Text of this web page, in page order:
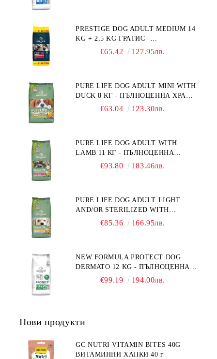
"РЕГУЛИРАНЕ НА ВНОСА НА
ГЛЮКОЗА (DIABETES MELLITUS)."
PRESTIGE DOG ADULT MEDIUM 14
KG + 2,5 KG ГРАТИС -
ПЪЛНОЦЕННА ХРАНА ЗА
€65.42 127.95лв.
PURE LIFE DOG ADULT MINI WITH
DUCK 8 КГ - ПЪЛНОЦЕННА ХРАНА
ЗА ПОРАСНАЛИ КУЧЕТА ОТ
ГЛУТЕН. ПРОИЗВЕДЕНА ВЪВ
ФРАНЦИЯ.
€63.04 123.30лв.
PURE LIFE DOG ADULT WITH
LAMB 11 КГ - ПЪЛНОЦЕННА
ХРАНА ЗА ПОРАСНАЛИ КУЧЕТА С
НАД 1 ГОДИНА. БЕЗ ЗЪРНО, БЕЗ
ГЛУТЕН. ПРОИЗВЕДЕНА ВЪВ
ФРАНЦИЯ.
€93.80 183.46лв.
PURE LIFE DOG ADULT LIGHT
AND/OR STERILIZED WITH
CHICKEN 12 КГ - ПЪЛНОЦЕННА
КАСТРИРАНИ КУЧЕТА ОТ ВСИЧКИ
ПОРОДИ НА ВЪЗРАСТ НАД 1
ГОДИНА, С ПИЛЕ. БЕЗ ЗЪРНО, БЕЗ
€85.36 166.95лв.
NEW FORMULA PROTECT DOG
DERMATO 12 KG - ПЪЛНОЦЕННА
ДИЕТИЧНА ХРАНА ЗА КУЧЕТА
ЗАГУБА НА КОЗИНА".
НЕПОНОСИМОСТТА КЪМ НЯКОИ
СЪСТАВКИ И ХРАНИ
€99.19 194.00лв.
Нови продукти
GC NUTRI VITAMIN BITES 40G
ВИТАМИННИ ХАПКИ 40 г